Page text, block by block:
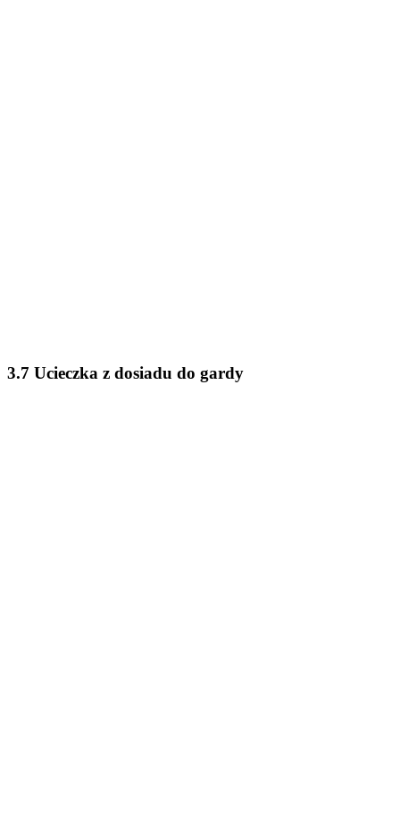
3.7 Ucieczka z dosiadu do gardy